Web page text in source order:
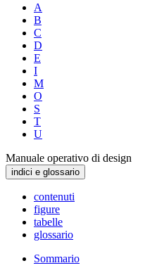
A
B
C
D
E
I
M
O
S
T
U
Manuale operativo di design
indici e glossario
contenuti
figure
tabelle
glossario
Sommario